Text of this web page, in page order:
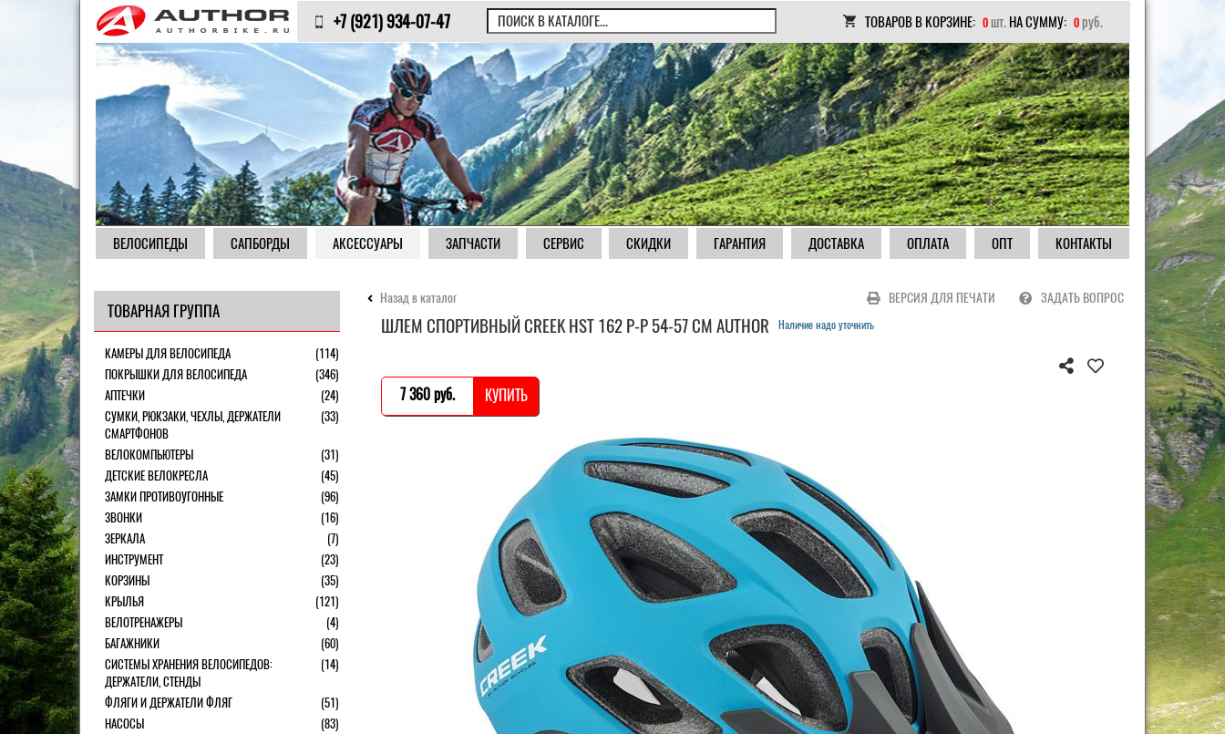
+7 (921) 934-07-47 ТОВАРОВ В КОРЗИНЕ: 0 шт. НА СУММУ: 0 руб.
ВЕЛОСИПЕДЫ САПБОРДЫ АКСЕССУАРЫ ЗАПЧАСТИ СЕРВИС СКИДКИ ГАРАНТИЯ ДОСТАВКА ОПЛАТА ОПТ КОНТАКТЫ
Назад в каталог ВЕРСИЯ ДЛЯ ПЕЧАТИ ЗАДАТЬ ВОПРОС
ШЛЕМ СПОРТИВНЫЙ CREEK HST 162 Р-Р 54-57 СМ AUTHOR Наличие надо уточнить
7 360 pуб. КУПИТЬ
ТОВАРНАЯ ГРУППА
КАМЕРЫ ДЛЯ ВЕЛОСИПЕДА
(114)
ПОКРЫШКИ ДЛЯ ВЕЛОСИПЕДА
(346)
АПТЕЧКИ
(24)
СУМКИ, РЮКЗАКИ, ЧЕХЛЫ, ДЕРЖАТЕЛИ
СМАРТФОНОВ
(33)
ВЕЛОКОМПЬЮТЕРЫ
(31)
ДЕТСКИЕ ВЕЛОКРЕСЛА
(45)
ЗАМКИ ПРОТИВОУГОННЫЕ
(96)
ЗВОНКИ
(16)
ЗЕРКАЛА
(7)
ИНСТРУМЕНТ
(23)
КОРЗИНЫ
(35)
КРЫЛЬЯ
(121)
ВЕЛОТРЕНАЖЕРЫ
(4)
БАГАЖНИКИ
(60)
СИСТЕМЫ ХРАНЕНИЯ ВЕЛОСИПЕДОВ:
ДЕРЖАТЕЛИ, СТЕНДЫ
(14)
ФЛЯГИ И ДЕРЖАТЕЛИ ФЛЯГ
(51)
НАСОСЫ
(83)